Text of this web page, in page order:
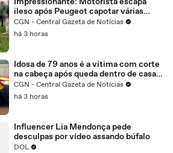
ileso após Peugeot capotar várias
vezes na BR-277, em Cascavel
CGN - Central Gazeta de Notícias
há 3 horas
Idosa de 79 anos é a vítima com corte
na cabeça após queda dentro de casa
no bairro Periolo
CGN - Central Gazeta de Notícias
há 3 horas
Influencer Lia Mendonça pede
desculpas por vídeo assando búfalo
DOL